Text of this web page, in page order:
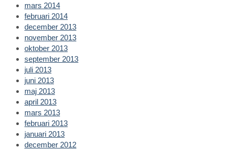
mars 2014
februari 2014
december 2013
november 2013
oktober 2013
september 2013
juli 2013
juni 2013
maj 2013
april 2013
mars 2013
februari 2013
januari 2013
december 2012